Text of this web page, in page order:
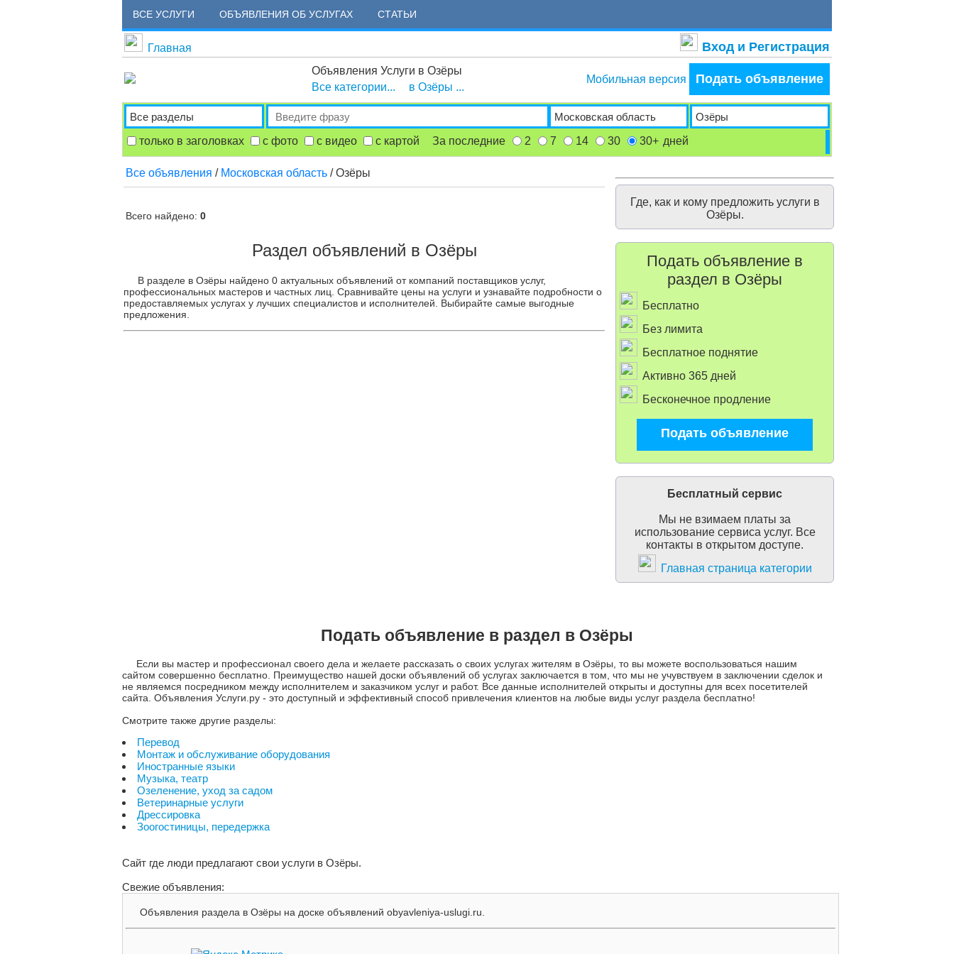
ВСЕ УСЛУГИ ОБЪЯВЛЕНИЯ ОБ УСЛУГАХ СТАТЬИ
Главная Вход и Регистрация
Объявления Услуги в Озёры
Все категории...
в Озёры ...
Мобильная версия Подать объявление
только в заголовках с фото с видео с картой За последние 2 7 14 30 30+ дней
Все объявления / Московская область / Озёры
Всего найдено: 0
Раздел объявлений в Озёры
В разделе в Озёры найдено 0 актуальных объявлений от компаний поставщиков услуг,
профессиональных мастеров и частных лиц. Сравнивайте цены на услуги и узнавайте подробности о
предоставляемых услугах у лучших специалистов и исполнителей. Выбирайте самые выгодные
предложения.
Где, как и кому предложить услуги в
Озёры.
Подать объявление в
раздел в Озёры
Бесплатно
Без лимита
Бесплатное поднятие
Активно 365 дней
Бесконечное продление
Подать объявление
Бесплатный сервис
Мы не взимаем платы за
использование сервиса услуг. Все
контакты в открытом доступе.
Главная страница категории
Подать объявление в раздел в Озёры
Если вы мастер и профессионал своего дела и желаете рассказать о своих услугах жителям в Озёры, то вы можете воспользоваться нашим
сайтом совершенно бесплатно. Преимущество нашей доски объявлений об услугах заключается в том, что мы не учувствуем в заключении сделок и
не являемся посредником между исполнителем и заказчиком услуг и работ. Все данные исполнителей открыты и доступны для всех посетителей
сайта. Объявления Услуги.ру - это доступный и эффективный способ привлечения клиентов на любые виды услуг раздела бесплатно!
Смотрите также другие разделы:
Перевод
Монтаж и обслуживание оборудования
Иностранные языки
Музыка, театр
Озеленение, уход за садом
Ветеринарные услуги
Дрессировка
Зоогостиницы, передержка
Сайт где люди предлагают свои услуги в Озёры.
Свежие объявления:
Объявления раздела в Озёры на доске объявлений obyavleniya-uslugi.ru.